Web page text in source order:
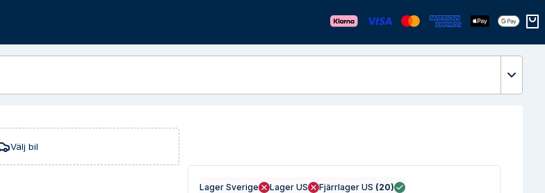
Välj bil
Lager Sverige Lager US Fjärrlager US (20)